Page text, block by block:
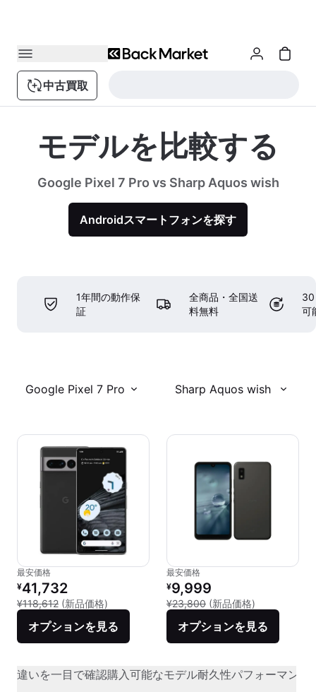
中古買取
モデルを比較する
Google Pixel 7 Pro vs Sharp Aquos wish
Androidスマートフォンを探す
1年間の動作保
証
全商品・全国送
料無料
30
可
Google Pixel 7 Pro Sharp Aquos wish
最安価格
リファービッシュ品の価格：
¥41,732
¥118,612 (新品価格) 新品との比較：¥118,612
オプションを見る
最安価格
リファービッシュ品の価格：
¥9,999
¥23,800 (新品価格)
オプションを見る
違いを一目で確認購入可能なモデル耐久性パフォーマンス